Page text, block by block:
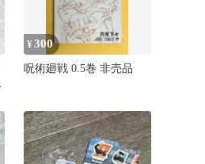
¥300
呪術廻戦 0.5巻 非売品